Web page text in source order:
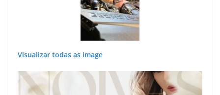
Visualizar todas as image